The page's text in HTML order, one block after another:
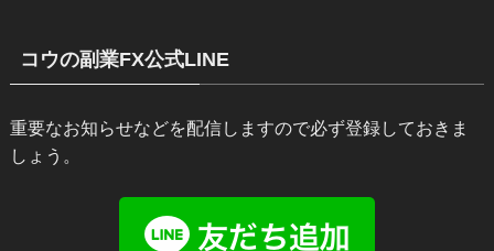
コウの副業FX公式LINE
重要なお知らせなどを配信しますので必ず登録しておきま
しょう。